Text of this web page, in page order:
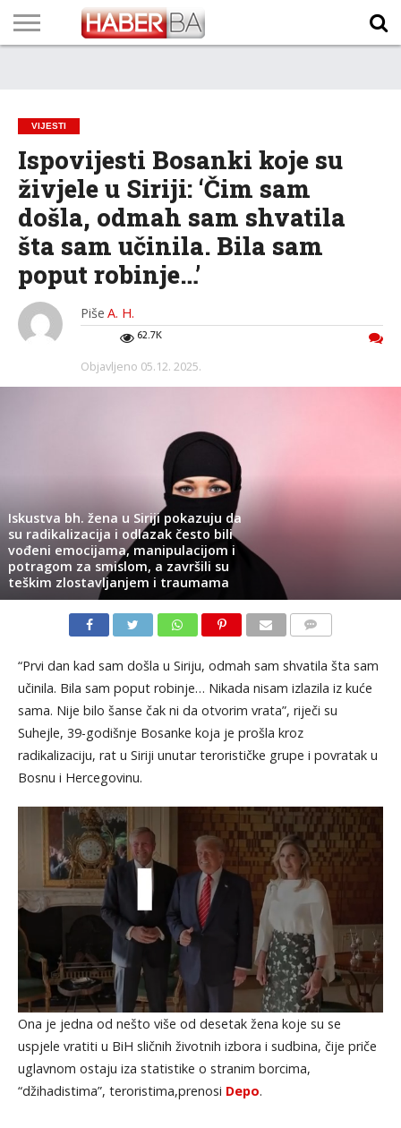
VIJESTI
Ispovijesti Bosanki koje su
živjele u Siriji: ‘Čim sam
došla, odmah sam shvatila
šta sam učinila. Bila sam
poput robinje…’
Piše A. H.
62.7K
Objavljeno 05.12. 2025.
Iskustva bh. žena u Siriji pokazuju da
su radikalizacija i odlazak često bili
vođeni emocijama, manipulacijom i
potragom za smislom, a završili su
teškim zlostavljanjem i traumama
“Prvi dan kad sam došla u Siriju, odmah sam shvatila šta sam
učinila. Bila sam poput robinje… Nikada nisam izlazila iz kuće
sama. Nije bilo šanse čak ni da otvorim vrata”, riječi su
Suhejle, 39-godišnje Bosanke koja je prošla kroz
radikalizaciju, rat u Siriji unutar terorističke grupe i povratak u
Bosnu i Hercegovinu.
Ona je jedna od nešto više od desetak žena koje su se
uspjele vratiti u BiH sličnih životnih izbora i sudbina, čije priče
uglavnom ostaju iza statistike o stranim borcima,
“džihadistima”, teroristima,prenosi Depo.